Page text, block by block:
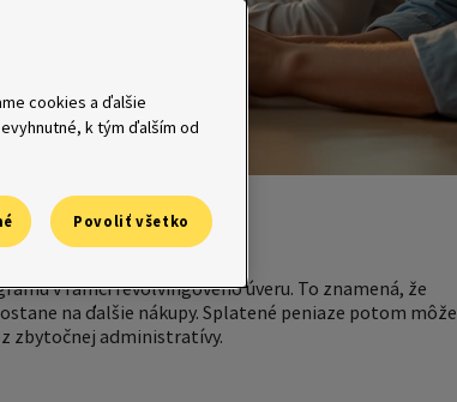
úveru
v rámci revolvingového úveru. To znamená, že
na ďalšie nákupy. Splatené peniaze potom môže
zbytočnej administratívy.
cookies a ďalšie
k tým ďalším od
Povoliť všetko